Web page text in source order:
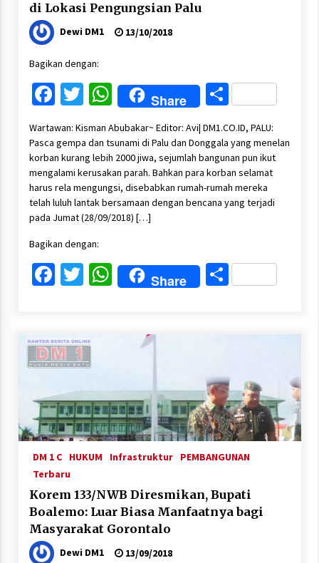
di Lokasi Pengungsian Palu
Dewi DM1 13/10/2018
Bagikan dengan:
Facebook
Twitter
WhatsApp
Share Share
Wartawan: Kisman Abubakar~ Editor: Avi| DM1.CO.ID, PALU:
Pasca gempa dan tsunami di Palu dan Donggala yang menelan
korban kurang lebih 2000 jiwa, sejumlah bangunan pun ikut
mengalami kerusakan parah. Bahkan para korban selamat
harus rela mengungsi, disebabkan rumah-rumah mereka
telah luluh lantak bersamaan dengan bencana yang terjadi
pada Jumat (28/09/2018) […]
Bagikan dengan:
Facebook
Twitter
WhatsApp
Share Share
DM 1 C HUKUM Infrastruktur
PEMBANGUNAN
Terbaru
Korem 133/NWB Diresmikan, Bupati
Boalemo: Luar Biasa Manfaatnya bagi
Masyarakat Gorontalo
Dewi DM1 13/09/2018